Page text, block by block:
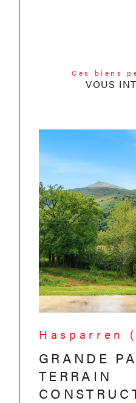
Ces biens
VOUS
Hasparren
GRANDE
TERRAIN